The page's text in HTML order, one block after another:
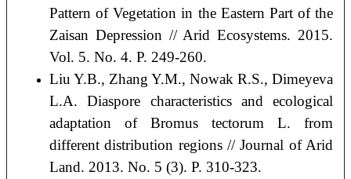
Pattern of Vegetation in the Eastern Part of the
Zaisan Depression // Arid Ecosystems. 2015.
Vol. 5. No. 4. P. 249-260.
Liu Y.B., Zhang Y.M., Nowak R.S., Dimeyeva
L.A. Diaspore characteristics and ecological
adaptation of Bromus tectorum L. from
different distribution regions // Journal of Arid
Land. 2013. No. 5 (3). P. 310-323.